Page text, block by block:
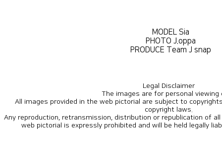
MODEL Sia
PHOTO J.oppa
PRODUCE Team J snap
Legal Disclaimer
The images are for personal viewing
copyright laws.
web pictorial is expressly prohibited and will be held legally